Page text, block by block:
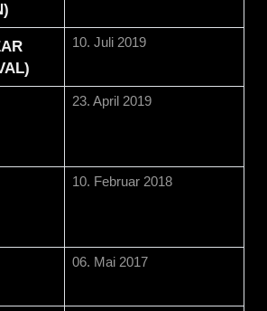
10. Juli 2019
23. April 2019
10. Februar 2018
06. Mai 2017